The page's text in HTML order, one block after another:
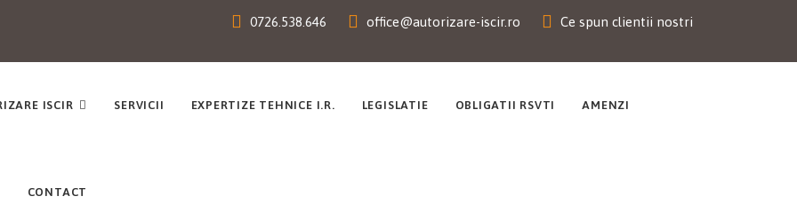
0726.538.646 office@autorizare-iscir.ro Ce spun clientii nostri
ISCIR SERVICII EXPERTIZE TEHNICE I.R. LEGISLATIE OBLIGATII RSVTI AMENZI
CONTACT